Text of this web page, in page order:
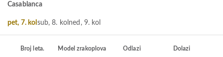
Casablanca
pet, 7. kol sub, 8. kol ned, 9. kol
Broj leta. Model zrakoplova Odlazi Dolazi